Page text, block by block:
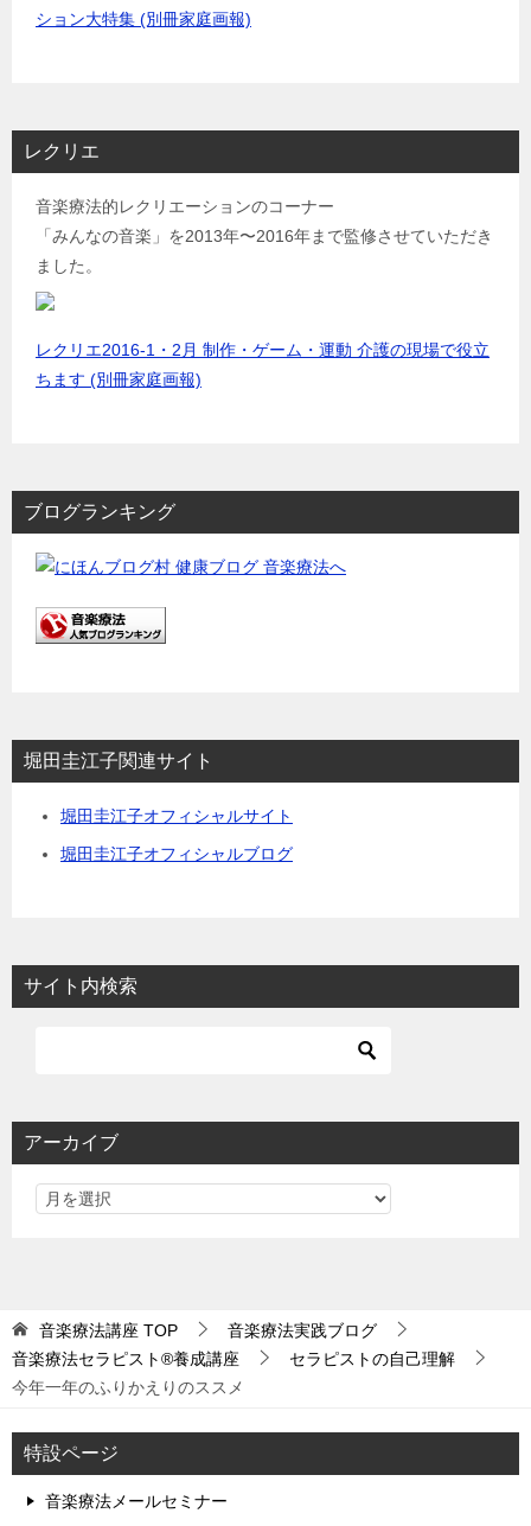
ション大特集 (別冊家庭画報)
レクリエ
音楽療法的レクリエーションのコーナー
「みんなの音楽」を2013年〜2016年まで監修させていただき
ました。
レクリエ2016-1・2月 制作・ゲーム・運動 介護の現場で役立
ちます (別冊家庭画報)
ブログランキング
堀田圭江子関連サイト
堀田圭江子オフィシャルサイト
堀田圭江子オフィシャルブログ
サイト内検索
アーカイブ
音楽療法講座 TOP
音楽療法実践ブログ
音楽療法セラピスト®養成講座
セラピストの自己理解
今年一年のふりかえりのススメ
特設ページ
音楽療法メールセミナー